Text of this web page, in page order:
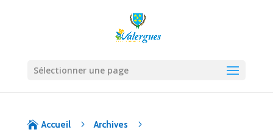
Sélectionner une page
 Accueil 5 Archives
5